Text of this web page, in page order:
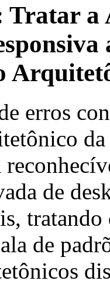
Tratar
erros
de
de